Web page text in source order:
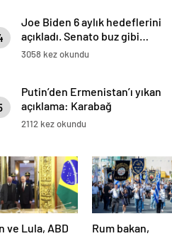
Joe Biden 6 aylık hedeflerini
açıkladı. Senato buz gibi…
3058 kez okundu
Putin’den Ermenistan’ı yıkan
açıklama: Karabağ
Azerbaycan’ın ayrılmaz bir
2112 kez okundu
ve Lula, ABD
Rum bakan,